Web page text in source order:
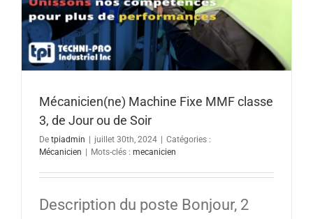
Mécanicien(ne) Machine Fixe MMF classe
3, de Jour ou de Soir
De tpiadmin juillet 30th, 2024
Catégories :
Mécanicien
Mots-clés : mecanicien
Description du poste Bonjour, 2